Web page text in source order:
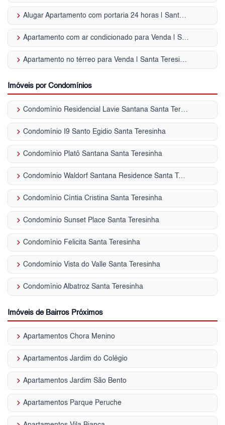
keyboard_arrow_right Alugar Apartamento com portaria 24 horas | Santa Teresinha
keyboard_arrow_right Apartamento com ar condicionado para Venda | Santa Teresinha
keyboard_arrow_right Apartamento no térreo para Venda | Santa Teresinha
Imóveis por Condomínios
keyboard_arrow_right Condomínio Residencial Lavie Santana Santa Teresinha
keyboard_arrow_right Condomínio I9 Santo Egidio Santa Teresinha
keyboard_arrow_right Condomínio Platô Santana Santa Teresinha
keyboard_arrow_right Condomínio Waldorf Santana Residence Santa Teresinha
keyboard_arrow_right Condomínio Cíntia Cristina Santa Teresinha
keyboard_arrow_right Condomínio Sunset Place Santa Teresinha
keyboard_arrow_right Condomínio Felicita Santa Teresinha
keyboard_arrow_right Condomínio Vista do Valle Santa Teresinha
keyboard_arrow_right Condomínio Albatroz Santa Teresinha
Imóveis de Bairros Próximos
keyboard_arrow_right Apartamentos Chora Menino
keyboard_arrow_right Apartamentos Jardim do Colégio
keyboard_arrow_right Apartamentos Jardim São Bento
keyboard_arrow_right Apartamentos Parque Peruche